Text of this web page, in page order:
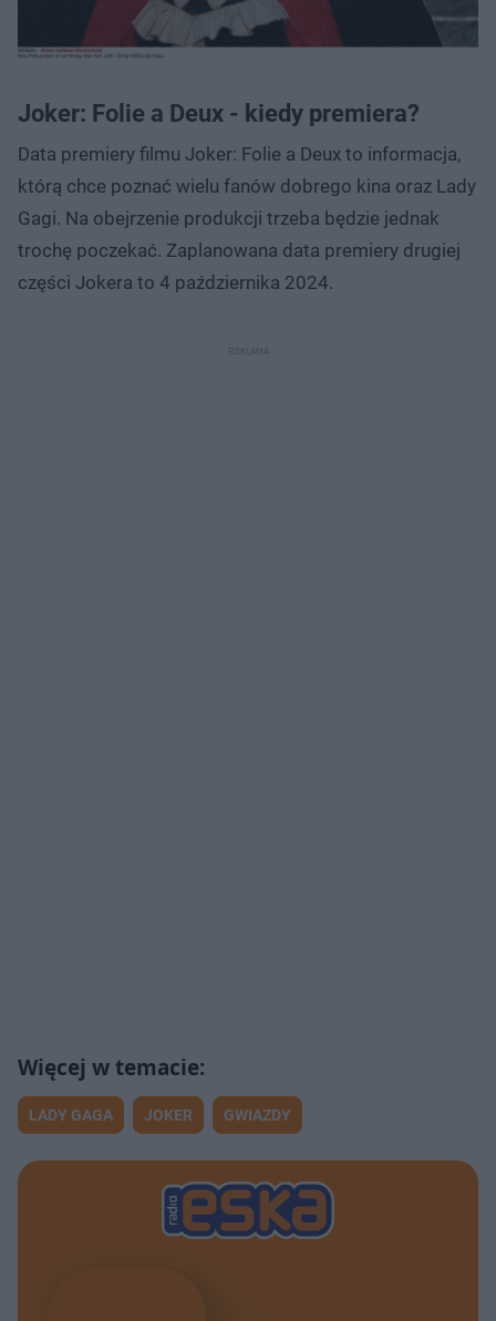
Joker: Folie a Deux - kiedy premiera?
Data premiery filmu Joker: Folie a Deux to informacja,
którą chce poznać wielu fanów dobrego kina oraz Lady
Gagi. Na obejrzenie produkcji trzeba będzie jednak
trochę poczekać. Zaplanowana data premiery drugiej
części Jokera to 4 października 2024.
LADY GAGA JOKER GWIAZDY